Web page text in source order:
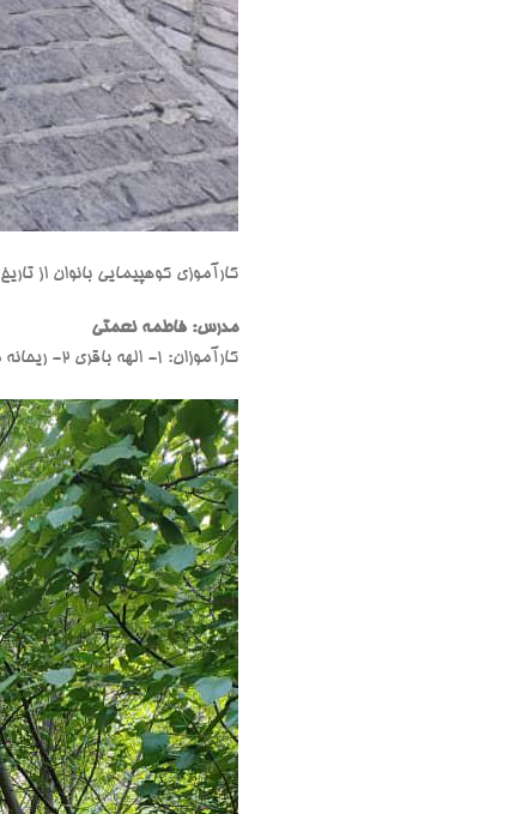
کارآموزی کوهپیمایی بانوان از تاریخ ۳۱ اردیبهشت تا ۲ خرداد ۱۴۰۴ با میزبانی باشگاه کوهنوردی همت شمیران برگزار شد.
مدرس: فاطمه نعمتی
کارآموزان: ۱- الهه باقری ۲- ریحانه مظاهریان ۳- رامونا خیری ۴- اکرم کلیدری ۵- اعظم محققی ۶- سحر تدین ۷- زینب محمدی ۸- حنانه درخشنده